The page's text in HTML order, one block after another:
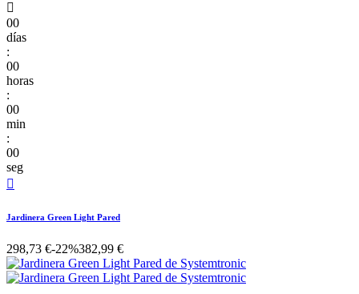

00
días
:
00
horas
:
00
min
:
00
seg

Jardinera Green Light Pared
298,73 €-22%382,99 €